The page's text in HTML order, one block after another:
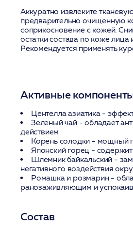
Аккуратно извлеките
предварительно очищенную
соприкосновение с кожей.
остатки состава по коже
Рекомендуется применять
Активные
Центелла азиатика-
Зеленый чай- обладает
действием
Корень солодки - мощный
Японский горец -
Шлемник байкальский -
негативного воздействия
Ромашка и розмарин-
ранозаживляющим и
Состав